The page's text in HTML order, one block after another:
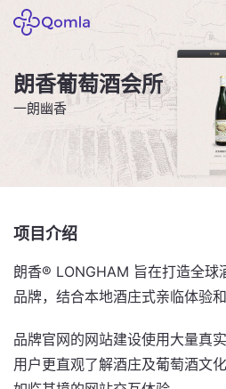
朗香葡萄酒会所
一朗幽香
项目介绍
朗香® LONGHAM 旨在打造全球
品牌，结合本地酒庄式亲临体验
品牌官网的网站建设使用大量真
用户更直观了解酒庄及葡萄酒文